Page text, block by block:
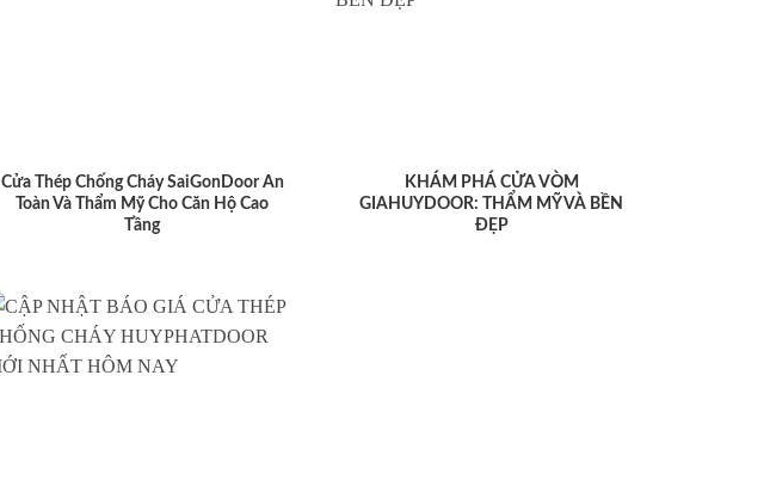
Cửa Thép Chống Cháy SaiGonDoor An
Toàn Và Thẩm Mỹ Cho Căn Hộ Cao
Tầng
KHÁM PHÁ CỬA VÒM
GIAHUYDOOR: THẨM MỸ VÀ BỀN
ĐẸP